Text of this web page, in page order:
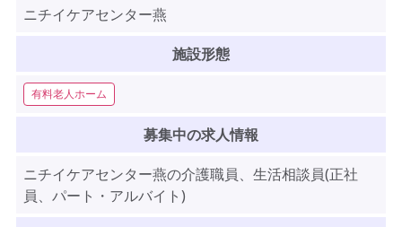
ニチイケアセンター燕
施設形態
有料老人ホーム
募集中の求人情報
ニチイケアセンター燕の介護職員、生活相談員(正社
員、パート・アルバイト)